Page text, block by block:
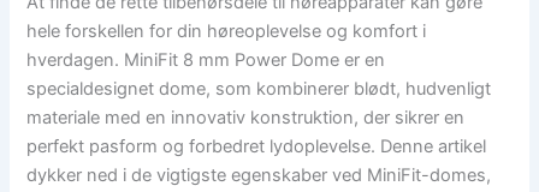
hele forskellen for din høreoplevelse og komfort i
hverdagen. MiniFit 8 mm Power Dome er en
specialdesignet dome, som kombinerer blødt, hudvenligt
materiale med en innovativ konstruktion, der sikrer en
perfekt pasform og forbedret lydoplevelse. Denne artikel
dykker ned i de vigtigste egenskaber ved MiniFit-domes,